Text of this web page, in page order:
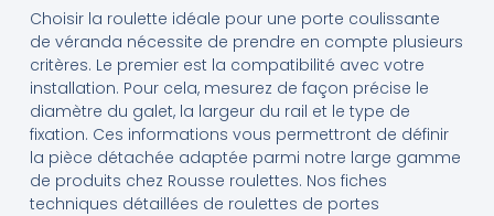
Choisir la roulette idéale pour une porte coulissante
de véranda nécessite de prendre en compte plusieurs
critères. Le premier est la compatibilité avec votre
installation. Pour cela, mesurez de façon précise le
diamètre du galet, la largeur du rail et le type de
fixation. Ces informations vous permettront de définir
la pièce détachée adaptée parmi notre large gamme
de produits chez Rousse roulettes. Nos fiches
techniques détaillées de roulettes de portes